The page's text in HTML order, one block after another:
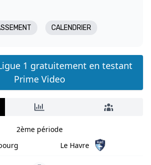
CALENDRIER
1 gratuitement en testant
Prime Video
2ème période
Le Havre